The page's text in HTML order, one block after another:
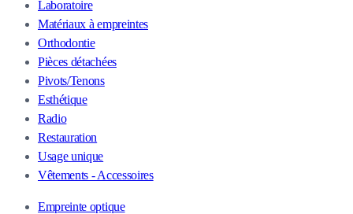
Laboratoire
Matériaux à empreintes
Orthodontie
Pièces détachées
Pivots/Tenons
Esthétique
Radio
Restauration
Usage unique
Vêtements - Accessoires
Empreinte optique